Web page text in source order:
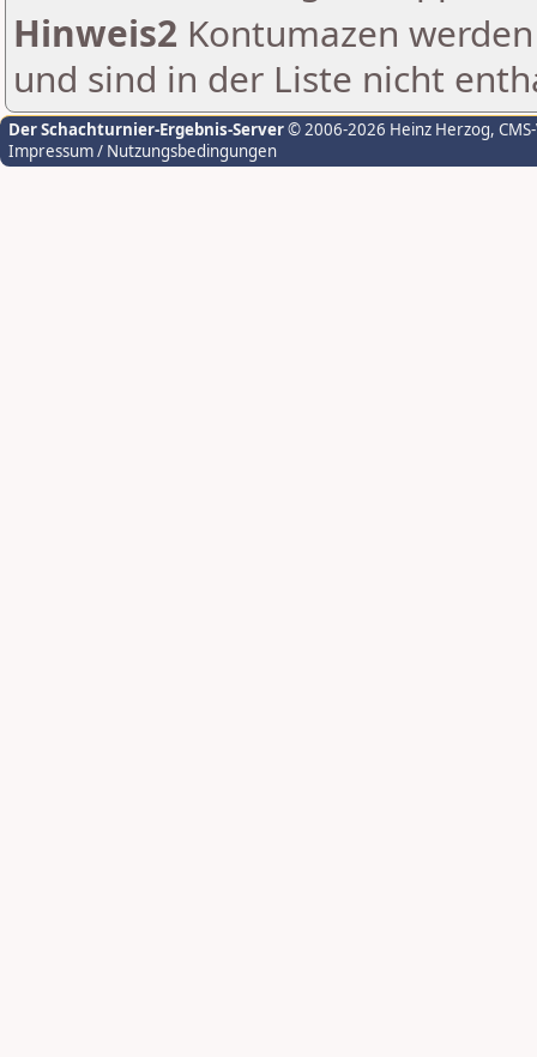
Hinweis2 Kontumazen
und sind in der Liste nicht
Der Schachturnier-Ergebnis-Server© 2006-2026 Heinz Herzog,
Impressum / Nutzungsbedingungen